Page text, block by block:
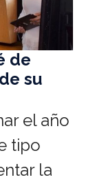
de
su
el año
tipo
la